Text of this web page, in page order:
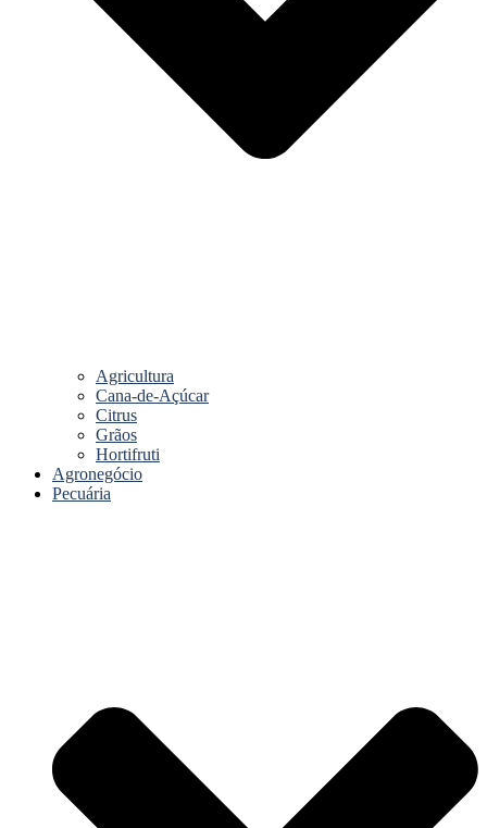
Agricultura
Cana-de-Açúcar
Citrus
Grãos
Hortifruti
Agronegócio
Pecuária